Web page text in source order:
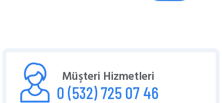
Müşteri Hizmetleri
0 (532) 725 07 46